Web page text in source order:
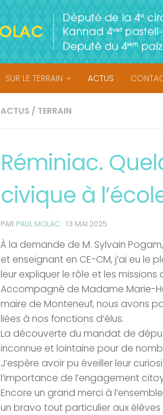
SUR LE TERRAIN ACTUS
ACTUS / TERRAIN
Réminiac.
civique à
PAR PAUL MOLAC · 13 MAI 2025
À la demande de M. Sylvain
et enseignant en CE-CM, j’ai eu le
leur expliquer le rôle et les missions
Accompagné de Madame Marie-
maire de Monteneuf, nous avons
liées à nos fonctions d’élus.
La découverte du mandat de
inconnue et lointaine pour de
J’espère avoir pu éveiller leur
l’importance de l’engagement
Encore un grand merci à
un bravo tout particulier aux